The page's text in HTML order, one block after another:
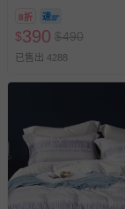
部分商品依據
豫期範圍：
客製化商
報紙、期
新費用）。
經消費者
8/30 (電子票券，於
訂單編號兌換，逾
人小孩均一價(3歲以
8折
$390 $490
已售出 4288